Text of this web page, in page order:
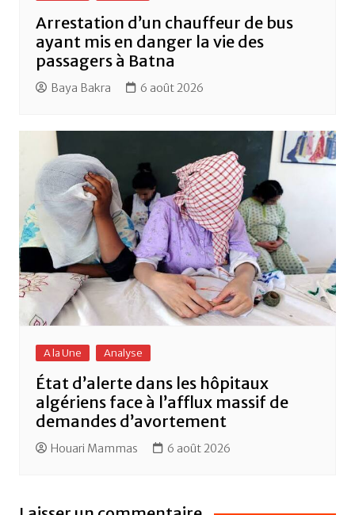
Arrestation d’un chauffeur de bus
ayant mis en danger la vie des
passagers à Batna
Baya Bakra 6 août 2026
A la Une Analyse
État d’alerte dans les hôpitaux
algériens face à l’afflux massif de
demandes d’avortement
Houari Mammas 6 août 2026